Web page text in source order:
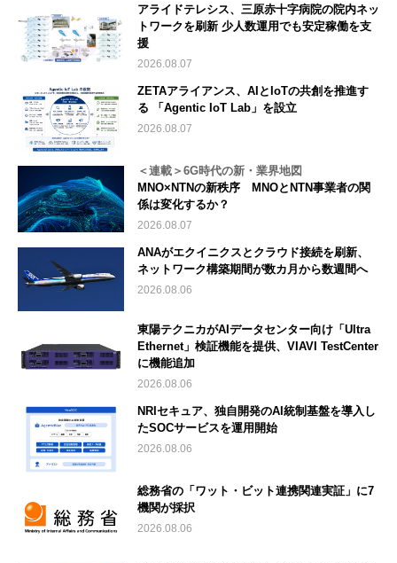
アライドテレシス、三原赤十字病院の院内ネッ
トワークを刷新 少人数運用でも安定稼働を支
援
2026.08.07
ZETAアライアンス、AIとIoTの共創を推進す
る 「Agentic IoT Lab」を設立
2026.08.07
＜連載＞6G時代の新・業界地図
MNO×NTNの新秩序 MNOとNTN事業者の関
係は変化するか？
2026.08.07
ANAがエクイニクスとクラウド接続を刷新、
ネットワーク構築期間が数カ月から数週間へ
2026.08.06
東陽テクニカがAIデータセンター向け「Ultra
Ethernet」検証機能を提供、VIAVI TestCenter
に機能追加
2026.08.06
NRIセキュア、独自開発のAI統制基盤を導入し
たSOCサービスを運用開始
2026.08.06
総務省の「ワット・ビット連携関連実証」に7
機関が採択
2026.08.06